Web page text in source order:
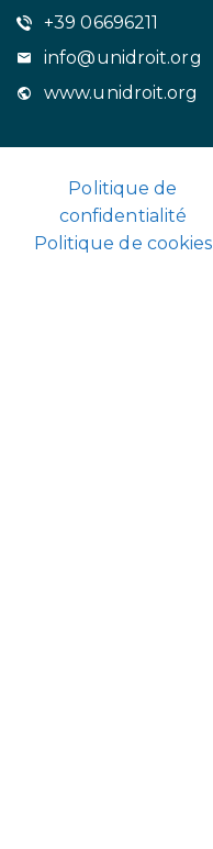
+39 06696211
info@unidroit.org
www.unidroit.org
Politique de
confidentialité
Politique de cookies